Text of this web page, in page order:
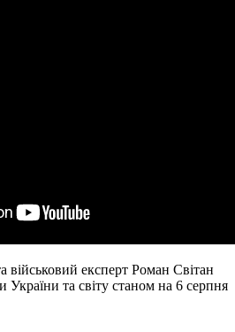
військовий експерт Роман Світан
України та світу станом на 6 серпня